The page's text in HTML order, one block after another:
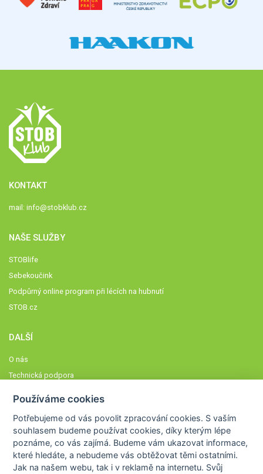
KONTAKT
mail: info@stobklub.cz
NAŠE SLUŽBY
STOBlife
Sebekoučink
Podpůrný online program při lécích na hubnutí
STOB.cz
DALŠÍ
O nás
Technická podpora
Členové STOBklubu
Zásady nakládání s osobními údaji
Otestujte se
Spočítejte si
Používáme cookies
Potřebujeme od vás povolit zpracování cookies. S vaším
souhlasem budeme používat cookies, díky kterým lépe
poznáme,co vás zajímá. Budeme vám ukazovat informace,
které hledáte, a nebudeme vás obtěžovat těmi ostatními.
Jak na našem webu, tak i v reklamě na internetu. Svůj